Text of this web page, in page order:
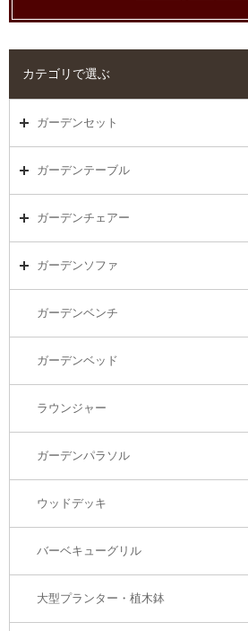
カテゴリで選ぶ
ガーデンセット
ガーデンセット（海外在庫）
ラウンジ・ベッド
ガーデンテーブル
ガーデンテーブルTOP
コーヒーテーブル
カウンター・バーテーブル
ガーデンチェアー
ガーデンチェアーTOP
カウンター・バーチェアー
ガーデンソファ
ガーデンソファTOP
3Sソファ
オットマン・スツール
ガーデンベンチ
ガーデンベッド
ラウンジャー
ガーデンパラソル
ウッドデッキ
バーベキューグリル
大型プランター・植木鉢